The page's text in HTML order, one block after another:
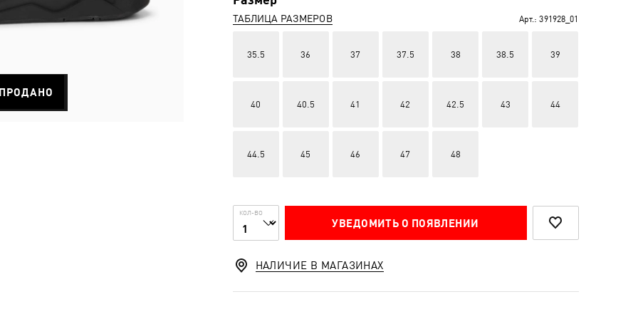
ТАБЛИЦА РАЗМЕРОВ Арт.: 391928_01
35.5 36 37 37.5 38 38.5 39
40 40.5 41 42 42.5 43 44
44.5 45 46 47 48
КОЛ-ВО
УВЕДОМИТЬ О ПОЯВЛЕНИИ
НАЛИЧИЕ В МАГАЗИНАХ